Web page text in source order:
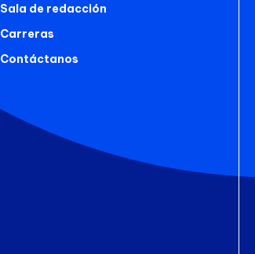
Sala de redacción
Carreras
Contáctanos